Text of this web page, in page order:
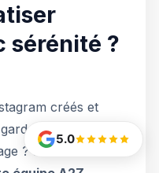
sérénité ?
créés et
un contenu
? Profitez d’un
5.0